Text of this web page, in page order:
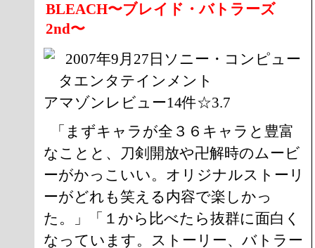
BLEACH〜ブレイド・バトラーズ
2nd〜
2007年9月27日ソニー・コンピュー
タエンタテインメント
アマゾンレビュー14件☆3.7
「まずキャラが全３６キャラと豊富
なことと、刀剣開放や卍解時のムービ
ーがかっこいい。オリジナルストーリ
ーがどれも笑える内容で楽しかっ
た。」「１から比べたら抜群に面白く
なっています。ストーリー、バトラー